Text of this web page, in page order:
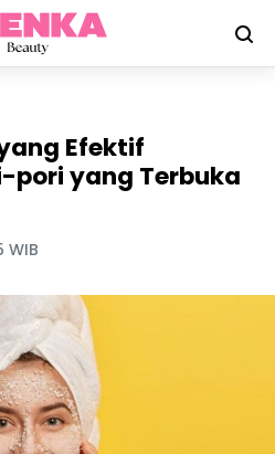
Efektif
pori yang Terbuka
WIB